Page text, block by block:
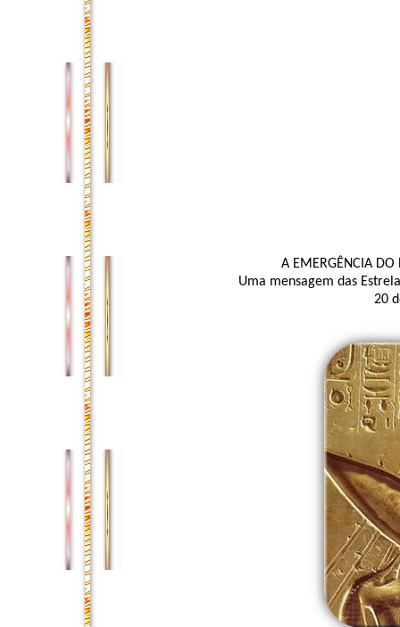
A EMERGÊNCIA
Uma mensagem das
20